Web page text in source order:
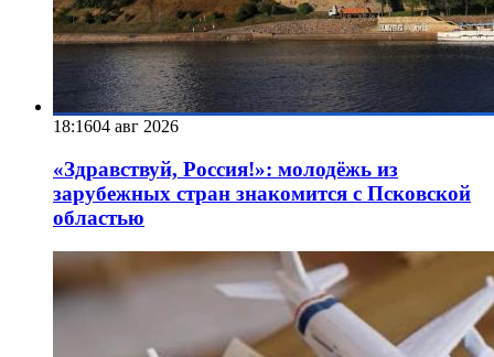
18:1604 авг 2026
«Здравствуй, Россия!»: молодёжь из
зарубежных стран знакомится с Псковской
областью